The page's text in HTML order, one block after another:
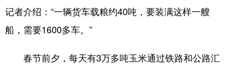
记者介绍：“一辆货车载粮约40吨，要装满这样一艘
船，需要1600多车。”
春节前夕，每天有3万多吨玉米通过铁路和公路汇